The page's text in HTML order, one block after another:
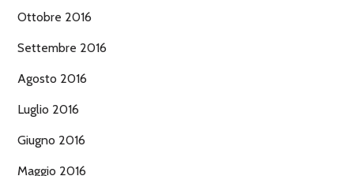
Ottobre 2016
Settembre 2016
Agosto 2016
Luglio 2016
Giugno 2016
Maggio 2016